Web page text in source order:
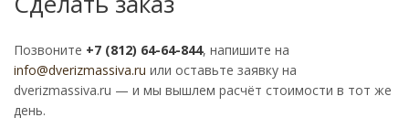
Позвоните +7 (812) 64-64-844, напишите на
info@dverizmassiva.ru или оставьте заявку на
dverizmassiva.ru — и мы вышлем расчёт стоимости в тот же
день.